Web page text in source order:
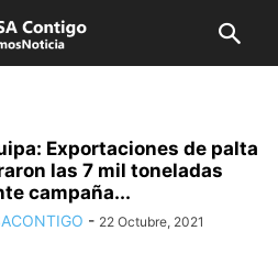
Exportaciones de palta
las 7 mil toneladas
campaña...
- 22 Octubre, 2021